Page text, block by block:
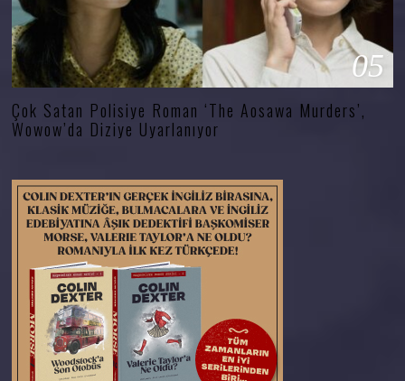
05
Çok Satan Polisiye Roman ‘The Aosawa Murders’,
Wowow’da Diziye Uyarlanıyor